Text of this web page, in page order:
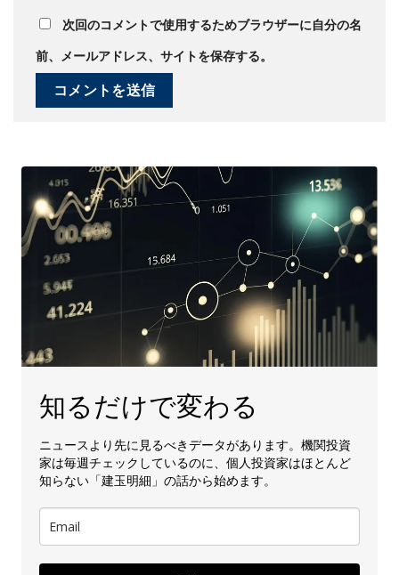
次回のコメントで使用するためブラウザーに自分の名
前、メールアドレス、サイトを保存する。
知るだけで変わる
ニュースより先に見るべきデータがあります。機関投資
家は毎週チェックしているのに、個人投資家はほとんど
知らない「建玉明細」の話から始めます。